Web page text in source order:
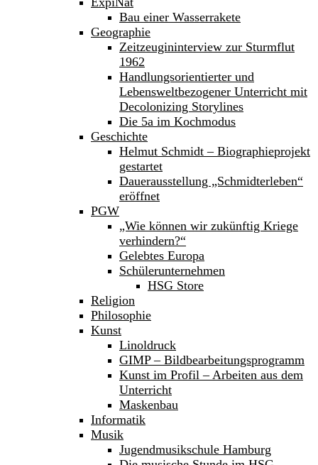
Bau einer Wasserrakete
Geographie
Zeitzeugininterview zur Sturmflut
1962
Handlungsorientierter und
Lebensweltbezogener Unterricht mit
Decolonizing Storylines
Die 5a im Kochmodus
Geschichte
Helmut Schmidt – Biographieprojekt
gestartet
Dauerausstellung „Schmidterleben“
eröffnet
PGW
„Wie können wir zukünftig Kriege
verhindern?“
Gelebtes Europa
Schülerunternehmen
HSG Store
Religion
Philosophie
Kunst
Linoldruck
GIMP – Bildbearbeitungsprogramm
Kunst im Profil – Arbeiten aus dem
Unterricht
Maskenbau
Informatik
Musik
Jugendmusikschule Hamburg